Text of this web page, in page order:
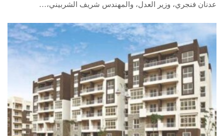
عدنان فنجري، وزير العدل، والمهندس شريف الشربيني،…